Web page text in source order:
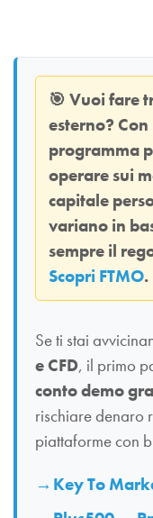
🎯 Vuoi fare
esterno? Con
programma
operare sui
capitale
variano in
sempre il
Scopri FTMO.
Se ti stai
e CFD, il primo
conto demo
rischiare denaro
piattaforme con
Key To